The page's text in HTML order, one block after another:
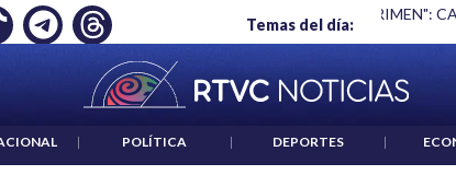
Temas del día:
EMPLEO: JP MORGAN "HABLAR NO ES UN CRIMEN":
| POLÍTICA | DEPORTES |